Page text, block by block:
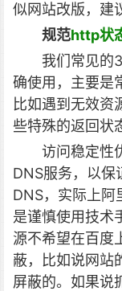
似网站改版，建
规范http状
我们常见的
确使用，主要是
比如遇到无效资
些特殊的返回状
访问稳定性
DNS服务，以保
DNS，实际上阿
是谨慎使用技术
源不希望在百度
蔽，比如说网站
屏蔽的。如果说